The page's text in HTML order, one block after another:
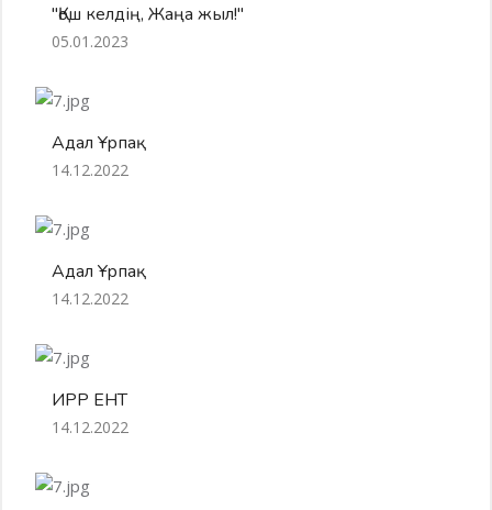
"Қош келдің, Жаңа жыл!"
05.01.2023
Адал Ұрпақ
14.12.2022
Адал Ұрпақ
14.12.2022
ИРР ЕНТ
14.12.2022